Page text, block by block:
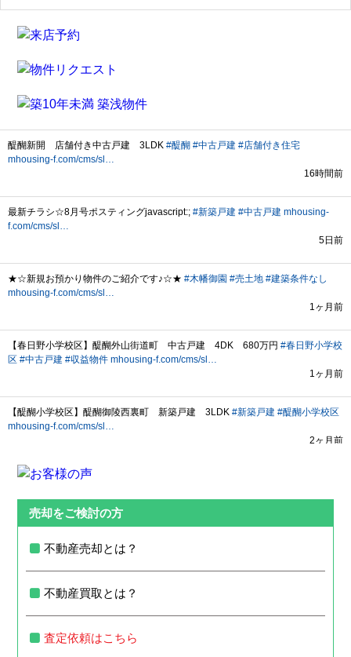
売却をご検討の方
不動産売却とは？
不動産買取とは？
査定依頼はこちら